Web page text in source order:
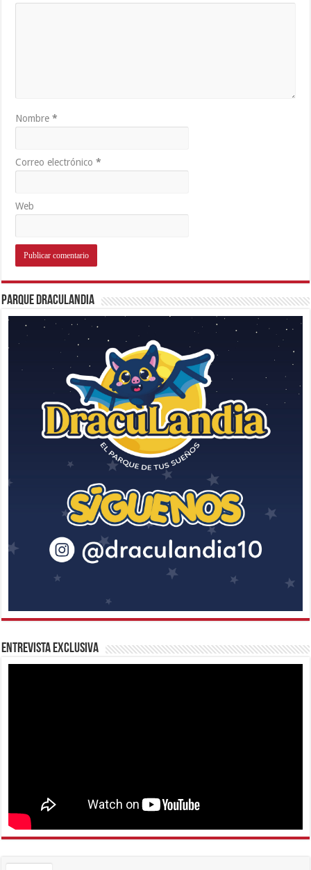
Nombre*
Correo electrónico*
Web
Parque Draculandia
Entrevista Exclusiva